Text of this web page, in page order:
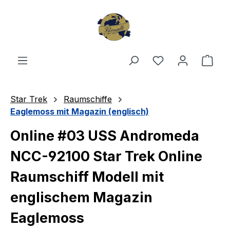
Du hast 0
Star Trek
Raumschiffe
Eaglemoss mit Magazin (englisch)
Online #03 USS Andromeda
NCC-92100 Star Trek Online
Raumschiff Modell mit
englischem Magazin
Eaglemoss